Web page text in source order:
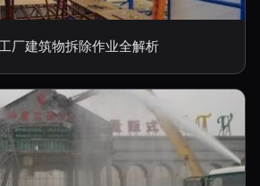
厂建筑物拆除作业全解析